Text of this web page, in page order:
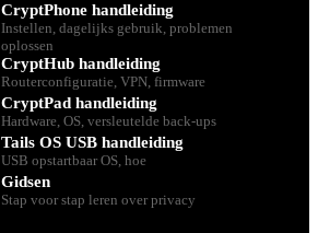
CryptPhone handleiding
Instellen, dagelijks gebruik, problemen
oplossen
CryptHub handleiding
Routerconfiguratie, VPN, firmware
CryptPad handleiding
Hardware, OS, versleutelde back-ups
Tails OS USB handleiding
USB opstartbaar OS, hoe
Gidsen
Stap voor stap leren over privacy